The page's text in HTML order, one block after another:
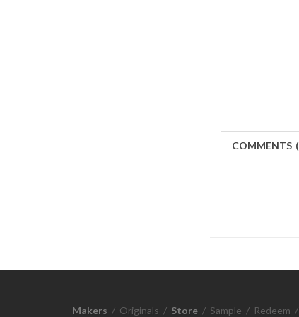
COMMENTS (
Makers / Originals / Store / Sample / Redeem /